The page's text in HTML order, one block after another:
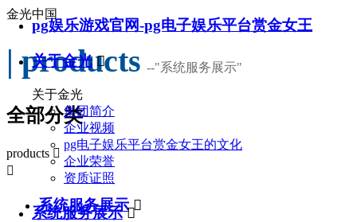
pg娱乐游戏官网-pg电子娱乐平台赏金女王
关于金光 
关于金光
集团简介
企业视频
pg电子娱乐平台赏金女王的文化
企业荣誉
资质证照
系统服务展示 
金光中国
| products --"系统服务展示"
全部分类
products 

系统服务展示 